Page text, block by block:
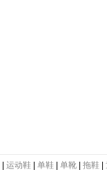
|运动鞋 |单鞋 |单靴 |拖鞋 |